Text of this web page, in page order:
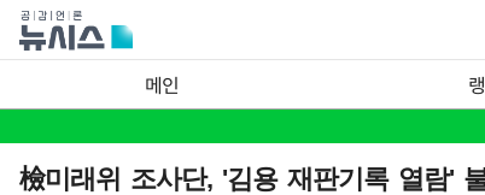
메인
檢미래위 조사단, '김용 재판기록 열람'